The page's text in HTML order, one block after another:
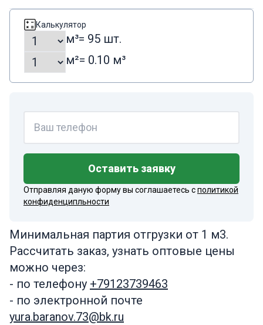
Калькулятор
м³= 95 шт.
м²= 0.10 м³
Оставить заявку
Отправляя даную форму вы соглашаетесь сполитикой
конфиденципльности
Минимальная партия отгрузки от 1 м3.
Рассчитать заказ, узнать оптовые цены
можно через:
- по телефону +79123739463
- по электронной почте
yura.baranov.73@bk.ru